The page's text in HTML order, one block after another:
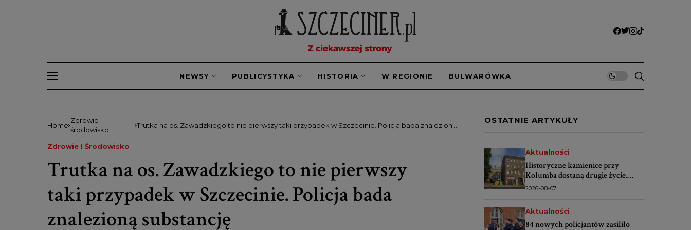
NEWSY PUBLICYSTYKA HISTORIA W REGIONIE BULWARÓWKA
Home
Zdrowie i
środowisko
Trutka na os. Zawadzkiego to nie pierwszy taki przypadek w Szczecinie. Policja bada znalezioną
Zdrowie I Środowisko
Trutka na os. Zawadzkiego to nie pierwszy
taki przypadek w Szczecinie. Policja bada
znalezioną substancję
OSTATNIE ARTYKUŁY
Aktualności
Historyczne kamienice przy
Kolumba dostaną drugie życie.
Rusza wielki remont
2026-08-07
Aktualności
84 nowych policjantów zasiliło